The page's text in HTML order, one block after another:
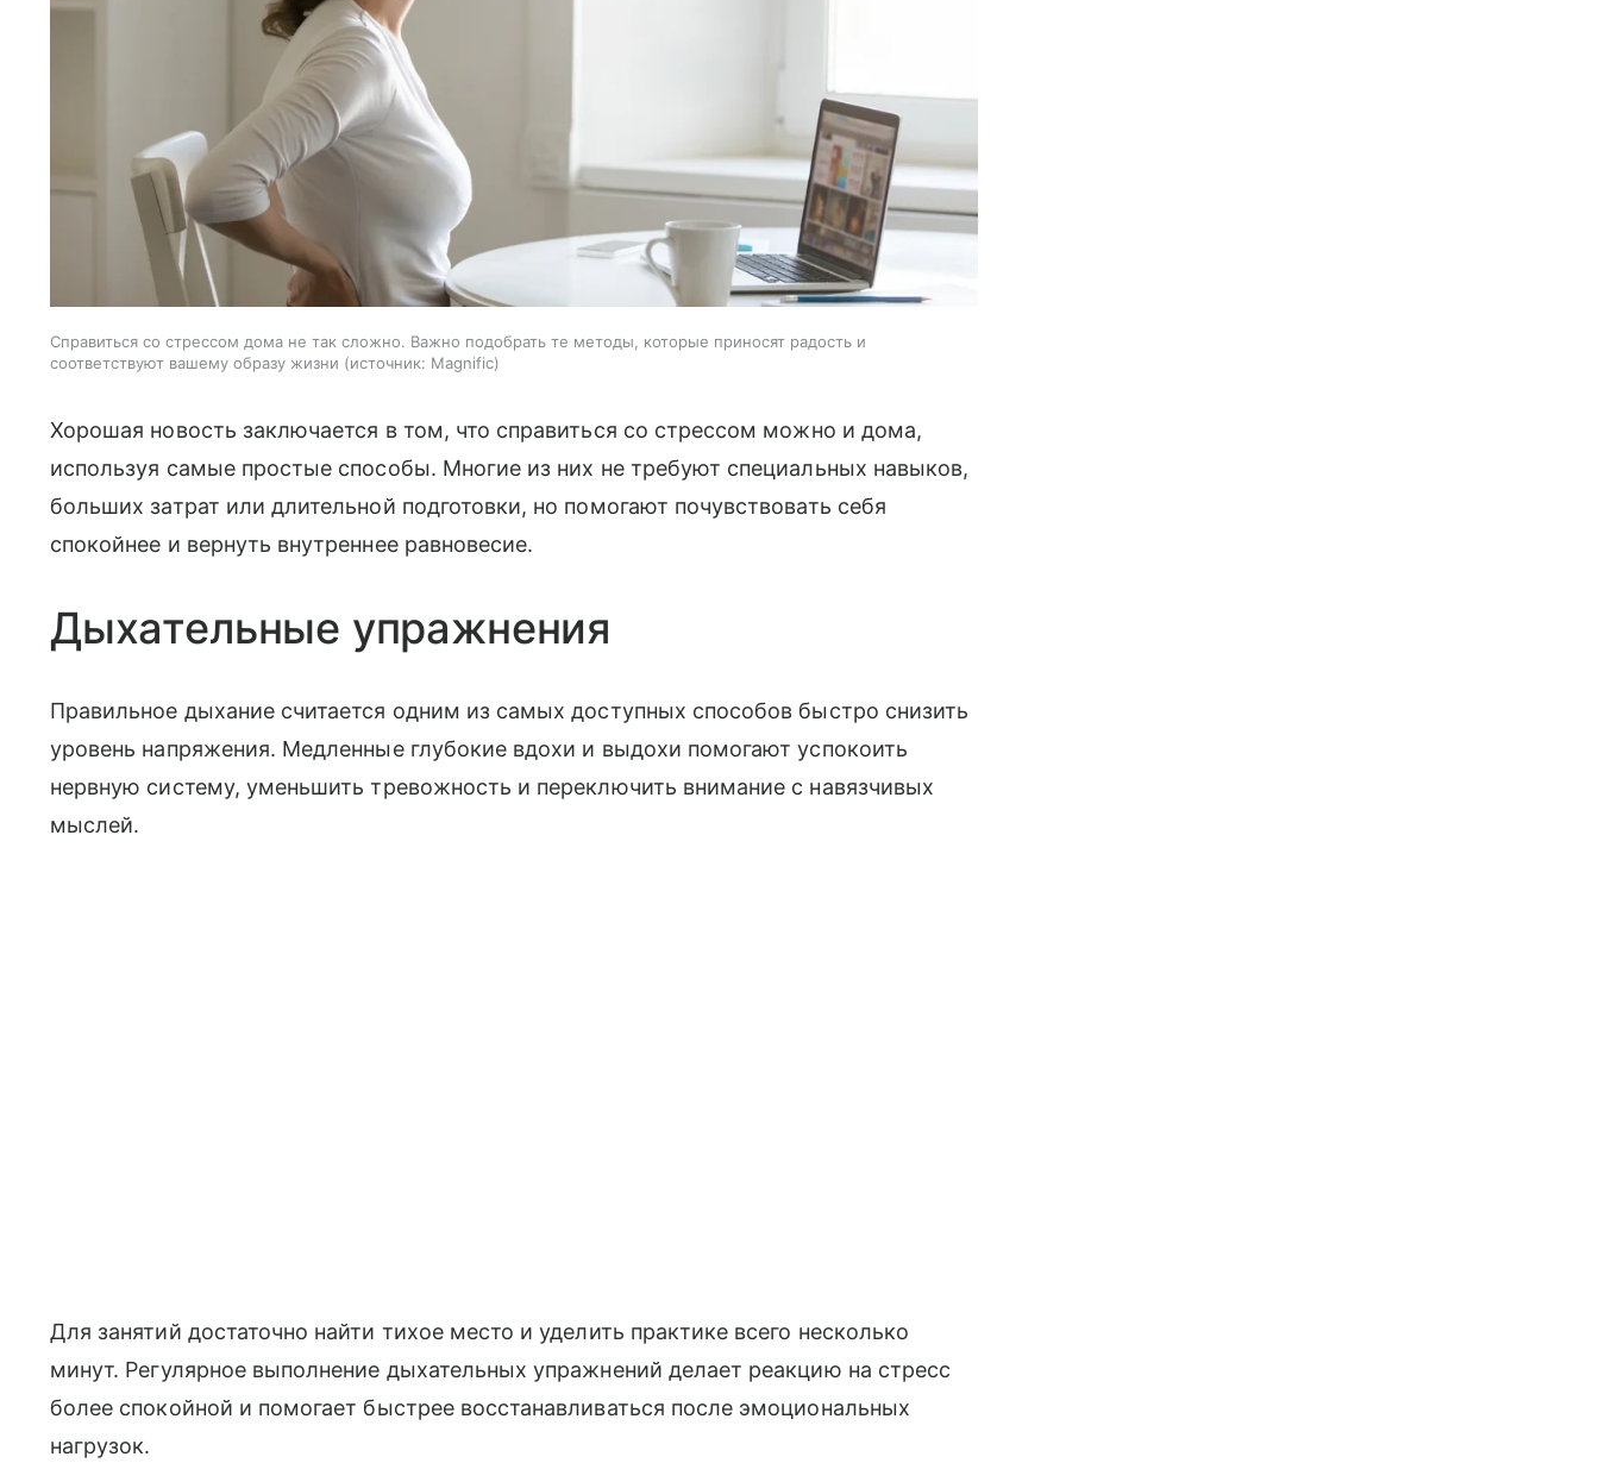
Справиться со стрессом дома не так сложно. Важно подобрать те методы, которые приносят радость и
соответствуют вашему образу жизни
источник: Magnific
Хорошая новость заключается в том, что справиться со стрессом можно и дома,
используя самые простые способы. Многие из них не требуют специальных навыков,
больших затрат или длительной подготовки, но помогают почувствовать себя
спокойнее и вернуть внутреннее равновесие.
Дыхательные упражнения
Правильное дыхание считается одним из самых доступных способов быстро снизить
уровень напряжения. Медленные глубокие вдохи и выдохи помогают успокоить
нервную систему, уменьшить тревожность и переключить внимание с навязчивых
мыслей.
Для занятий достаточно найти тихое место и уделить практике всего несколько
минут. Регулярное выполнение дыхательных упражнений делает реакцию на стресс
более спокойной и помогает быстрее восстанавливаться после эмоциональных
нагрузок.